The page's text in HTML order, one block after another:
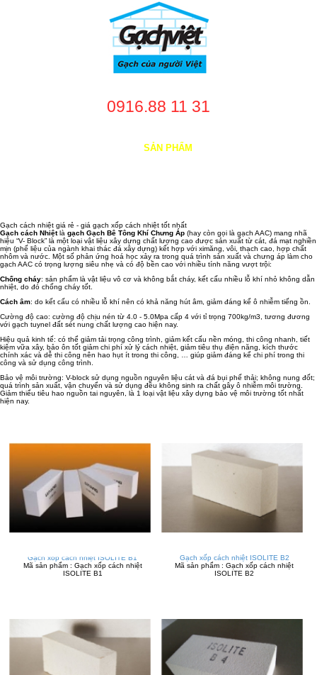
0916.88 11 31
SẢN PHẨM
Gạch cách nhiệt giá rẻ - giá gạch xốp cách nhiệt tốt nhất
Gạch cách Nhiệtlà gạch Gạch Bê Tông Khí Chưng Áp (hay còn gọi là gạch AAC) mang nhã
hiệu “V- Block” là một loại vật liệu xây dựng chất lượng cao được sản xuất từ cát, đá mạt nghiền
mịn (phế liệu của ngành khai thác đá xây dựng) kết hợp với ximăng, vôi, thạch cao, hợp chất
nhôm và nước. Một số phản ứng hoá học xảy ra trong quá trình sản xuất và chưng áp làm cho
gạch AAC có trọng lượng siêu nhẹ và có độ bền cao với nhiều tính năng vượt trội:
Chống cháy: sản phẩm là vật liệu vô cơ và không bắt cháy, kết cấu nhiều lỗ khí nhỏ không dẫn
nhiệt, do đó chống cháy tốt.
Cách âm: do kết cấu có nhiều lỗ khí nên có khả năng hút âm, giảm đáng kể ô nhiễm tiếng ồn.
Cường độ cao: cường độ chịu nén từ 4.0 - 5.0Mpa cấp 4 với tỉ trọng 700kg/m3, tương đương
với gạch tuynel đất sét nung chất lượng cao hiện nay.
Hiệu quả kinh tế: có thể giảm tải trọng công trình, giảm kết cấu nền móng, thi công nhanh, tiết
kiệm vữa xây, bảo ôn tốt giảm chi phí xử lý cách nhiệt, giảm tiêu thụ điện năng, kích thước
chính xác và dễ thi công nên hao hụt ít trong thi công, … giúp giảm đáng kể chi phí trong thi
công và sử dụng công trình.
Bảo vệ môi trường: V-block sử dụng nguồn nguyên liệu cát và đá bụi phế thải; không nung đốt;
quá trình sản xuất, vận chuyển và sử dụng đều không sinh ra chất gây ô nhiễm môi trường.
Giảm thiểu tiêu hao nguồn tai nguyên, là 1 loại vật liệu xây dựng bảo vệ môi trường tốt nhất
hiện nay.
Gạch xốp cách nhiệt ISOLITE B1
Mã sản phẩm : Gạch xốp cách nhiệt
ISOLITE B1
Gạch xốp cách nhiệt ISOLITE B2
Mã sản phẩm : Gạch xốp cách nhiệt
ISOLITE B2